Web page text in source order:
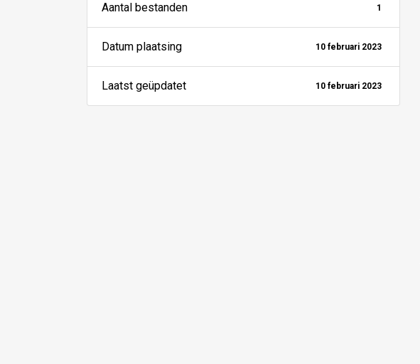
Aantal bestanden 1
Datum plaatsing 10 februari 2023
Laatst geüpdatet 10 februari 2023